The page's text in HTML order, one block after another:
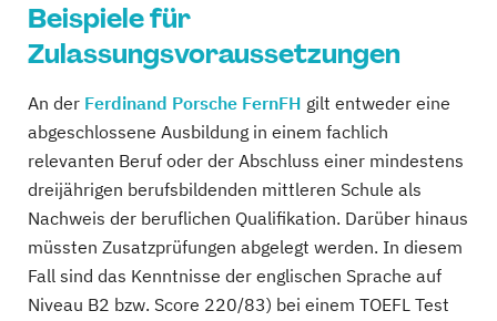
Beispiele für
Zulassungsvoraussetzungen
An der Ferdinand Porsche FernFH gilt entweder eine
abgeschlossene Ausbildung in einem fachlich
relevanten Beruf oder der Abschluss einer mindestens
dreijährigen berufsbildenden mittleren Schule als
Nachweis der beruflichen Qualifikation. Darüber hinaus
müssten Zusatzprüfungen abgelegt werden. In diesem
Fall sind das Kenntnisse der englischen Sprache auf
Niveau B2 bzw. Score 220/83) bei einem TOEFL Test